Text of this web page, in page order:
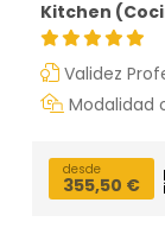
Kitchen
Validez
Modalidad
desde
355,50 €